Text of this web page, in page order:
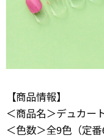
【商品情報】
＜商品名＞デュカー
＜色数＞全9色（定番